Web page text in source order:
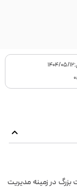
بزرگ در زمینه مدیریت